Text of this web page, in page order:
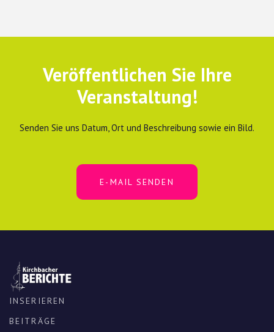
Veröffentlichen Sie Ihre
Veranstaltung!
Senden Sie uns Datum, Ort und Beschreibung sowie ein Bild.
E-MAIL SENDEN
INSERIEREN
BEITRÄGE